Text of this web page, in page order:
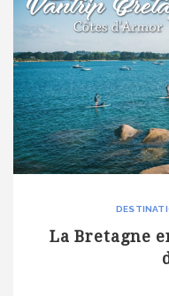
La Bretagne